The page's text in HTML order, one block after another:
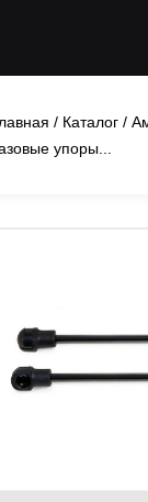
/ Каталог /
упоры...